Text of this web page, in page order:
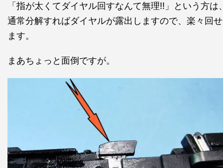
「指が太くてダイヤル回すなんて無理!!」という方は
通常分解すればダイヤルが露出しますので、楽々回せ
ます。
まあちょっと面倒ですが。